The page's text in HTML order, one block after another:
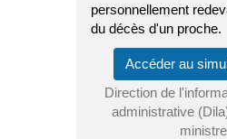
personnellement
du décès d'un proche.
Accéder au
Direction de
administrative
ministre